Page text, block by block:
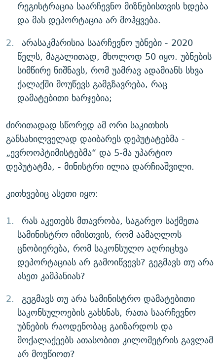
რეგისტრაცია საარჩევნო მიზნებისთვის ხდება
და მას დეპორტაცია არ მოჰყვება.
არასაკმარისია საარჩევნო უბნები - 2020
წელს, მაგალითად, მხოლოდ 50 იყო. უბნების
სიმწირე ნიშნავს, რომ უამრავ ადამიანს სხვა
ქალაქში მოუწევს გამგზავრება, რაც
დამატებითი ხარჯებია;
ძირითადად სწორედ ამ ორი საკითხის
განსახილველად დაიბარეს დეპუტატებმა -
„ევროოპტიმისტებმა“ და 5-მა უპარტიო
დეპუტატმა, - მინისტრი ილია დარჩიაშვილი.
კითხვებიც ასეთი იყო:
რას აკეთებს მთავრობა, საგარეო საქმეთა
სამინისტრო იმისთვის, რომ აამაღლოს
ცნობიერება, რომ საკონსულო აღრიცხვა
დეპორტაციას არ გამოიწვევს? გეგმავს თუ არა
ასეთ კამპანიას?
გეგმავს თუ არა სამინისტრო დამატებითი
საკონსულოების გახსნას, რათა საარჩევნო
უბნების რაოდენობაც გაიზარდოს და
მოქალაქეებს ათასობით კილომეტრის გავლამ
არ მოუწიოთ?